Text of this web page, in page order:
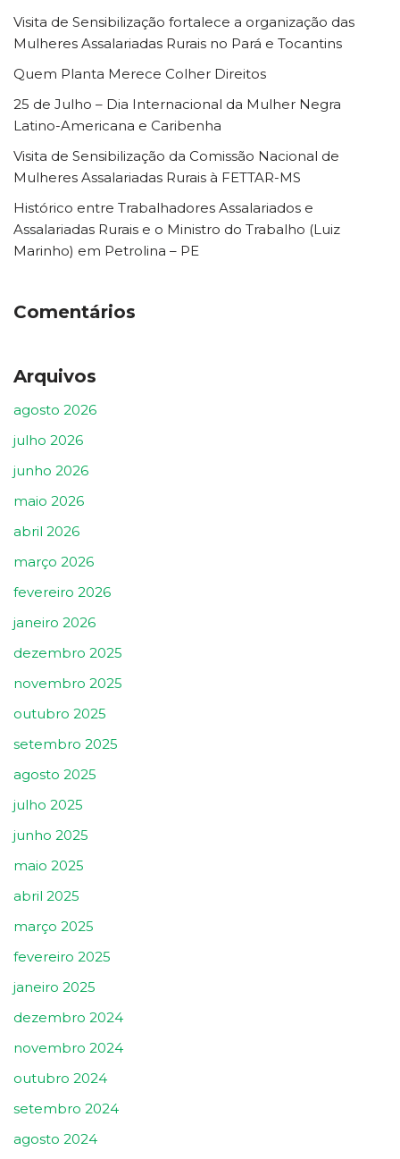
Visita de Sensibilização fortalece a organização das
Mulheres Assalariadas Rurais no Pará e Tocantins
Quem Planta Merece Colher Direitos
25 de Julho – Dia Internacional da Mulher Negra
Latino-Americana e Caribenha
Visita de Sensibilização da Comissão Nacional de
Mulheres Assalariadas Rurais à FETTAR-MS
Histórico entre Trabalhadores Assalariados e
Assalariadas Rurais e o Ministro do Trabalho (Luiz
Marinho) em Petrolina – PE
Comentários
Arquivos
agosto 2026
julho 2026
junho 2026
maio 2026
abril 2026
março 2026
fevereiro 2026
janeiro 2026
dezembro 2025
novembro 2025
outubro 2025
setembro 2025
agosto 2025
julho 2025
junho 2025
maio 2025
abril 2025
março 2025
fevereiro 2025
janeiro 2025
dezembro 2024
novembro 2024
outubro 2024
setembro 2024
agosto 2024